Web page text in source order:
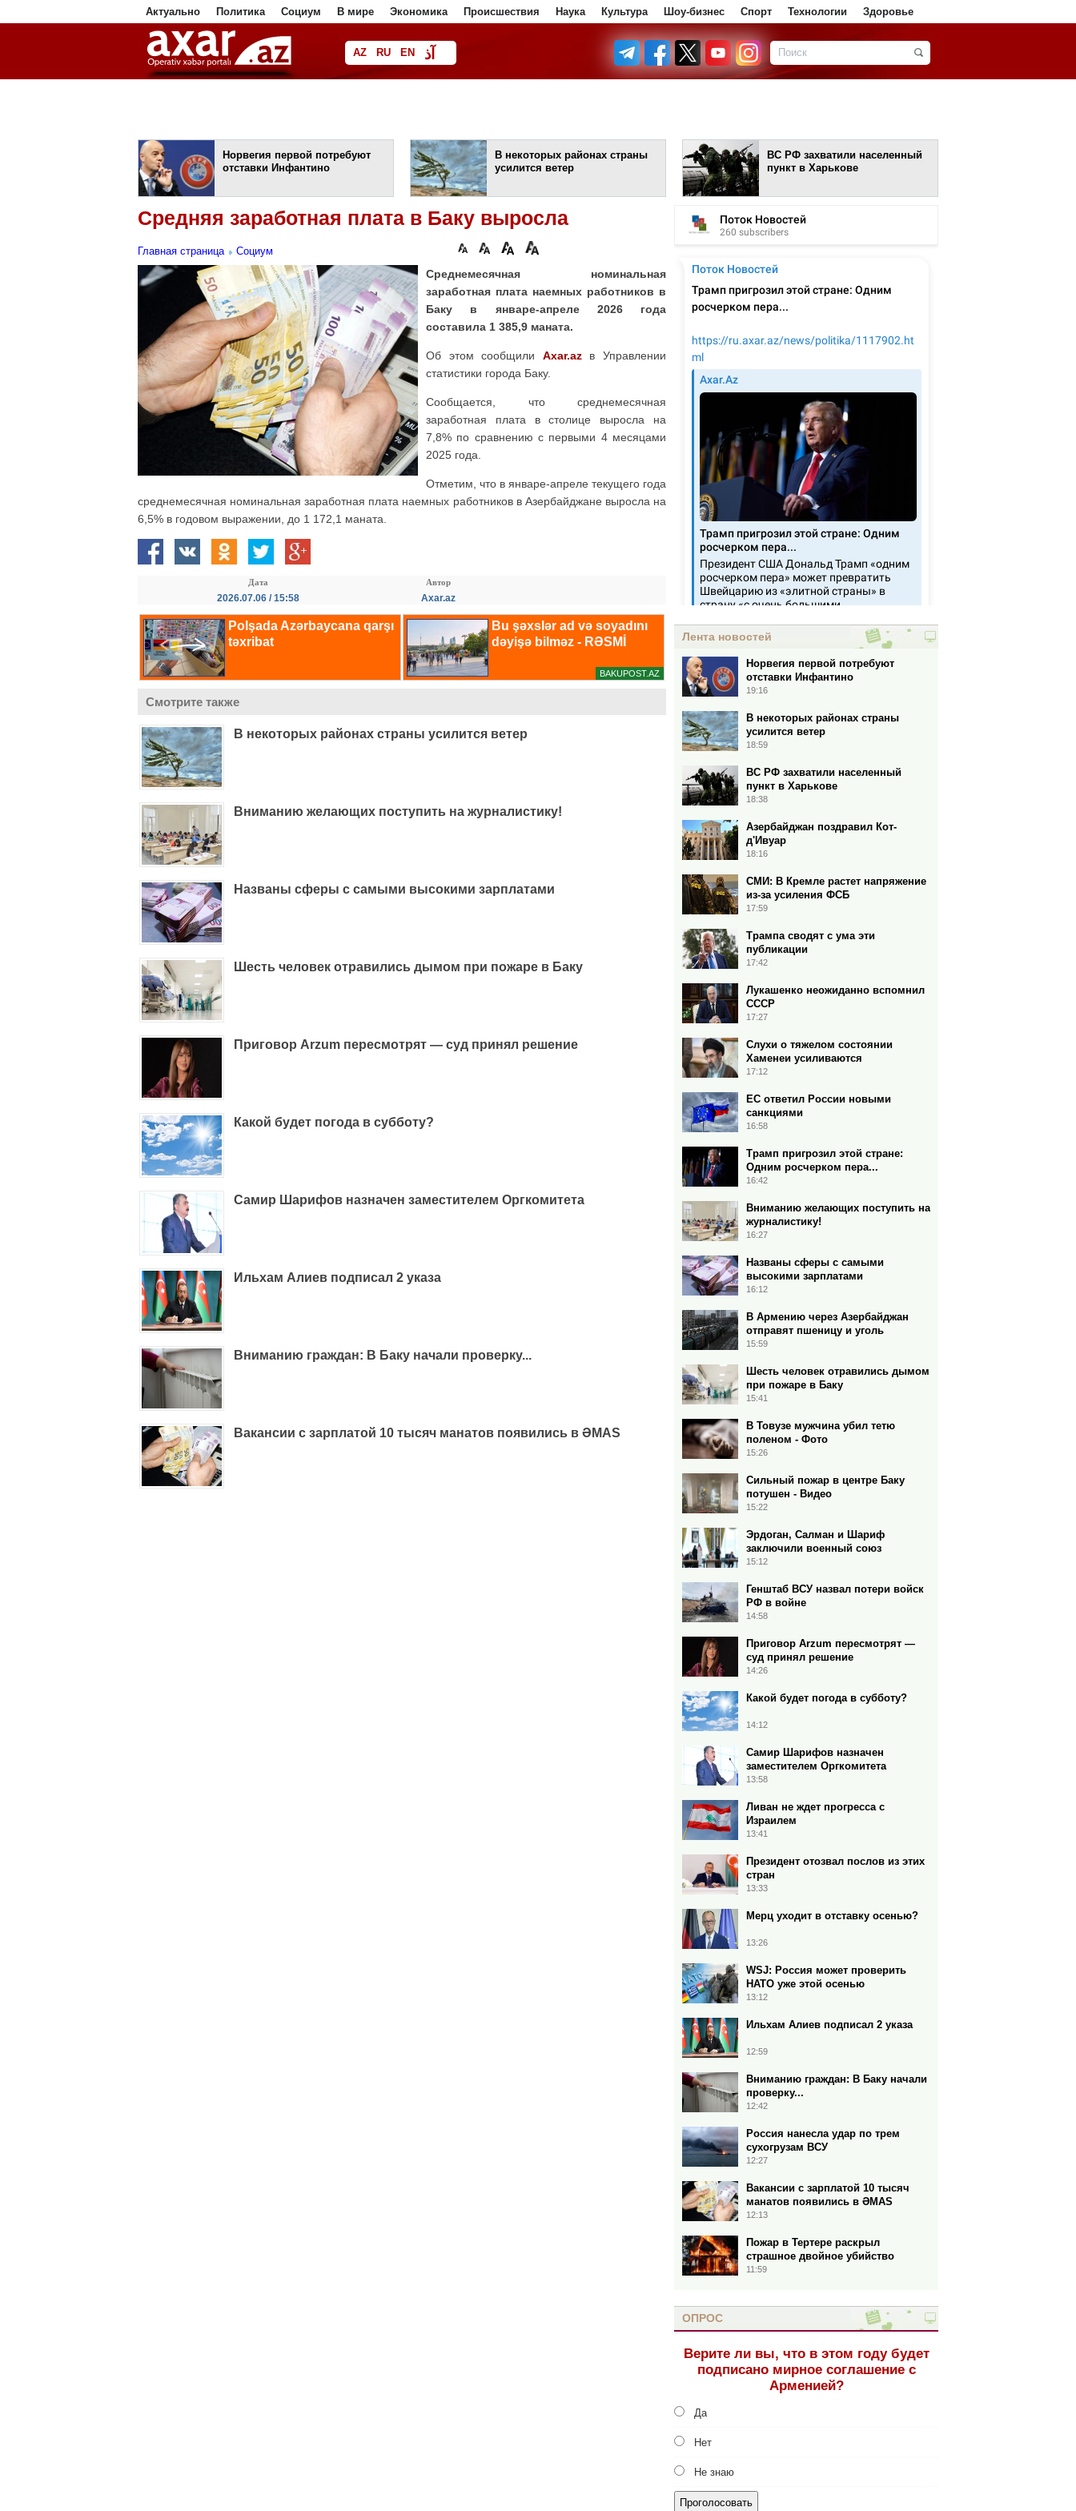
Актуально Политика Социум В мире Экономика Происшествия Наука Культура Шоу-бизнес Спорт Технологии Здоровье
AZ RU EN آذ
فا
Норвегия первой потребуют
отставки Инфантино
В некоторых районах страны
усилится ветер
ВС РФ захватили населенный
пункт в Харькове
Средняя заработная плата в Баку выросла
Главная страница Социум
Среднемесячная номинальная
заработная плата наемных работников в
Баку в январе-апреле 2026 года
составила 1 385,9 маната.
Об этом сообщили Axar.azв Управлении
статистики города Баку.
Сообщается, что среднемесячная
заработная плата в столице выросла на
7,8% по сравнению с первыми 4 месяцами
2025 года.
Отметим, что в январе-апреле текущего года
среднемесячная номинальная заработная плата наемных работников в Азербайджане выросла на
6,5% в годовом выражении, до 1 172,1 маната.
Дата
2026.07.06 / 15:58
Автор
Axar.az
Смотрите также
В некоторых районах страны усилится ветер
Вниманию желающих поступить на журналистику!
Названы сферы с самыми высокими зарплатами
Шесть человек отравились дымом при пожаре в Баку
Приговор Arzum пересмотрят — суд принял решение
Какой будет погода в субботу?
Самир Шарифов назначен заместителем Оргкомитета
Ильхам Алиев подписал 2 указа
Вниманию граждан: В Баку начали проверку...
Вакансии с зарплатой 10 тысяч манатов появились в ƏMAS
Лента новостей
Норвегия первой потребуют
отставки Инфантино
19:16
В некоторых районах страны
усилится ветер
18:59
ВС РФ захватили населенный
пункт в Харькове
18:38
Азербайджан поздравил Кот-
д'Ивуар
18:16
СМИ: В Кремле растет напряжение
из-за усиления ФСБ
17:59
Трампа сводят с ума эти
публикации
17:42
Лукашенко неожиданно вспомнил
СССР
17:27
Слухи о тяжелом состоянии
Хаменеи усиливаются
17:12
ЕС ответил России новыми
санкциями
16:58
Трамп пригрозил этой стране:
Одним росчерком пера...
16:42
Вниманию желающих поступить на
журналистику!
16:27
Названы сферы с самыми
высокими зарплатами
16:12
В Армению через Азербайджан
отправят пшеницу и уголь
15:59
Шесть человек отравились дымом
при пожаре в Баку
15:41
В Товузе мужчина убил тетю
поленом - Фото
15:26
Сильный пожар в центре Баку
потушен - Видео
15:22
Эрдоган, Салман и Шариф
заключили военный союз
15:12
Генштаб ВСУ назвал потери войск
РФ в войне
14:58
Приговор Arzum пересмотрят —
суд принял решение
14:26
Какой будет погода в субботу?
14:12
Самир Шарифов назначен
заместителем Оргкомитета
13:58
Ливан не ждет прогресса с
Израилем
13:41
Президент отозвал послов из этих
стран
13:33
Мерц уходит в отставку осенью?
13:26
WSJ: Россия может проверить
НАТО уже этой осенью
13:12
Ильхам Алиев подписал 2 указа
12:59
Вниманию граждан: В Баку начали
проверку...
12:42
Россия нанесла удар по трем
сухогрузам ВСУ
12:27
Вакансии с зарплатой 10 тысяч
манатов появились в ƏMAS
12:13
Пожар в Тертере раскрыл
страшное двойное убийство
11:59
ОПРОС
Верите ли вы, что в этом году будет
подписано мирное соглашение с
Арменией?
Да
Нет
Не знаю